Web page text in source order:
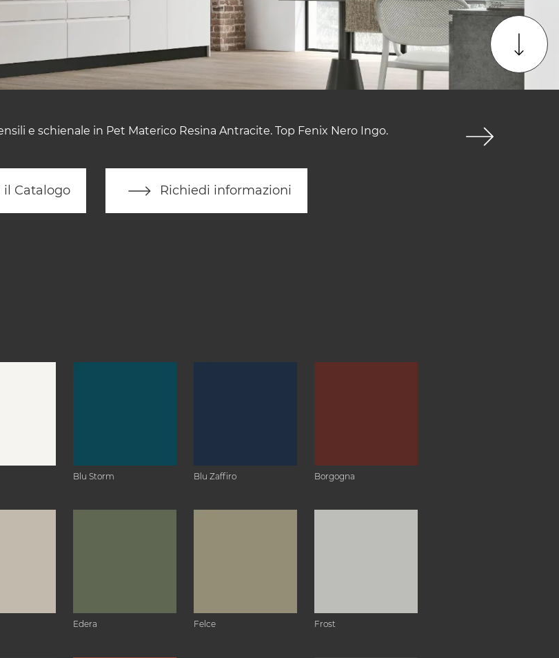
e schienale in Pet Materico Resina Antracite. Top Fenix Nero Ingo.
il Catalogo Richiedi informazioni
Blu Storm Blu Zaffiro Borgogna
Edera Felce Frost